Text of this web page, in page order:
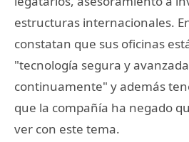
estructuras internacionales.
constatan que sus oficinas
"tecnología segura y
continuamente" y además
que la compañía ha negado
ver con este tema.